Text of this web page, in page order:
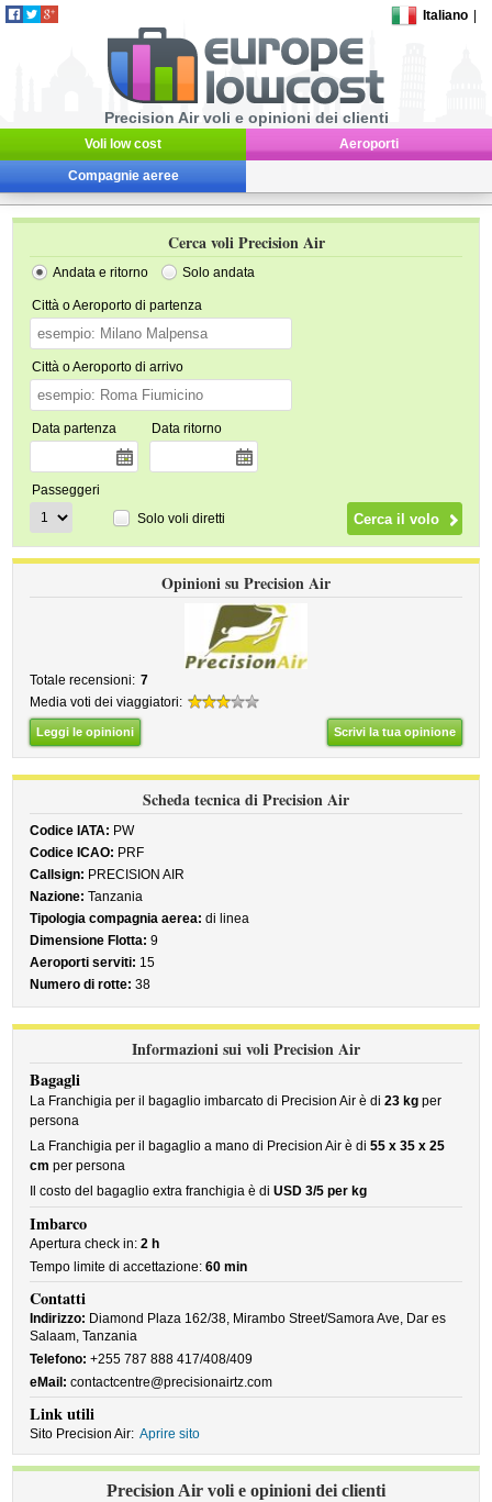
Italiano
Precision Air voli e opinioni dei clienti
Voli low cost Aeroporti
Compagnie aeree
Cerca voli Precision Air
Andata e ritorno Solo andata
Città o Aeroporto di partenza
Città o Aeroporto di arrivo
Data partenza Data ritorno
Passeggeri
Solo voli diretti
Opinioni su Precision Air
Totale recensioni: 7
Media voti dei viaggiatori:
Leggi le opinioni Scrivi la tua opinione
Scheda tecnica di Precision Air
Codice IATA: PW
Codice ICAO: PRF
Callsign: PRECISION AIR
Nazione: Tanzania
Tipologia compagnia aerea: di linea
Dimensione Flotta: 9
Aeroporti serviti: 15
Numero di rotte: 38
Informazioni sui voli Precision Air
Bagagli
La Franchigia per il bagaglio imbarcato di Precision Air è di23 kg per
persona
La Franchigia per il bagaglio a mano di Precision Air è di55 x 35 x 25
cm per persona
Il costo del bagaglio extra franchigia è diUSD 3/5 per kg
Imbarco
Apertura check in:2 h
Tempo limite di accettazione:60 min
Contatti
Indirizzo: Diamond Plaza 162/38, Mirambo Street/Samora Ave, Dar es
Salaam, Tanzania
Telefono: +255 787 888 417/408/409
eMail: contactcentre@precisionairtz.com
Link utili
Sito Precision Air: Aprire sito
Precision Air voli e opinioni dei clienti